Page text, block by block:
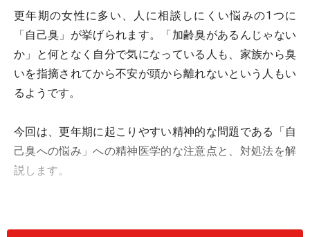
更年期の女性に多い、人に相談しにくい悩みの1つに
「自己臭」が挙げられます。「加齢臭があるんじゃない
か」と何となく自分で気になっている人も、家族から臭
いを指摘されてから不安が頭から離れないという人もい
るようです。
今回は、更年期に起こりやすい精神的な問題である「自
己臭への悩み」への精神医学的な注意点と、対処法を解
説します。
ルモン低下と臭いの関係